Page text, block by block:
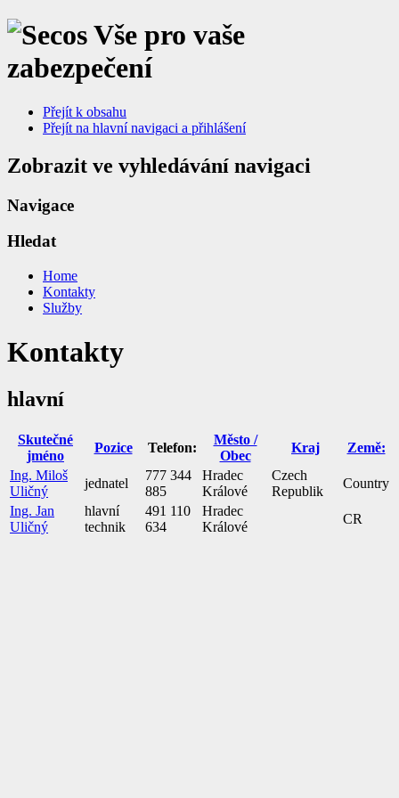
Vše pro vaše
zabezpečení
Přejít k obsahu
Přejít na hlavní navigaci a přihlášení
Zobrazit ve vyhledávání navigaci
Navigace
Hledat
Home
Kontakty
Služby
Kontakty
hlavní
Skutečné
jméno
Pozice Telefon:
Město /
Obec
Kraj
Země:
Ing. Miloš
Uličný
jednatel
777 344
885
Hradec
Králové
Czech
Republik
Country
Ing. Jan
Uličný
hlavní
technik
491 110
634
Hradec
Králové
CR